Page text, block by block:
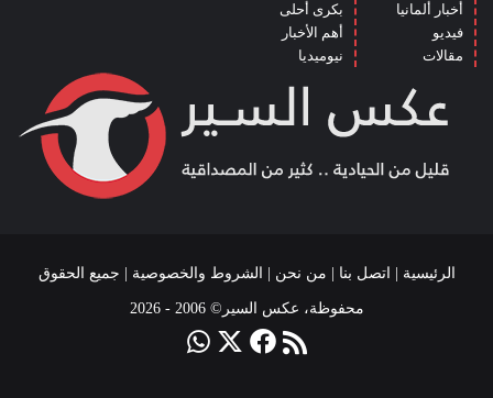
أخبار ألمانيا
فيديو
مقالات
بكرى أحلى
أهم الأخبار
نيوميديا
الرئيسية اتصل بنا من نحن الشروط والخصوصية | جميع الحقوق
محفوظة، عكس السير© 2006 - 2026